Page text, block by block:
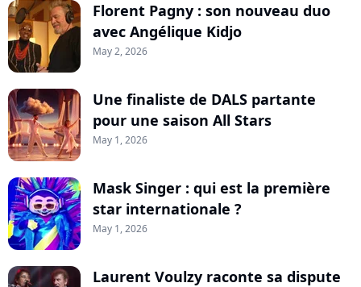
Florent Pagny : son nouveau duo
avec Angélique Kidjo
May 2, 2026
Une finaliste de DALS partante
pour une saison All Stars
May 1, 2026
Mask Singer : qui est la première
star internationale ?
May 1, 2026
Laurent Voulzy raconte sa dispute